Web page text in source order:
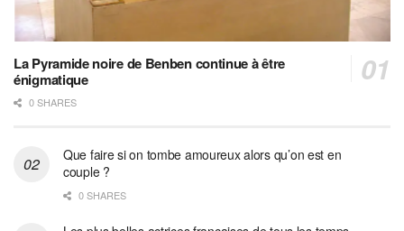
La Pyramide noire de Benben continue à être
énigmatique
0 SHARES
Que faire si on tombe amoureux alors qu’on est en
couple ?
0 SHARES